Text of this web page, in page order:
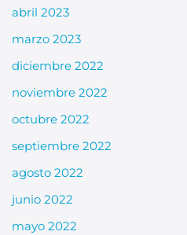
abril 2023
marzo 2023
diciembre 2022
noviembre 2022
octubre 2022
septiembre 2022
agosto 2022
junio 2022
mayo 2022